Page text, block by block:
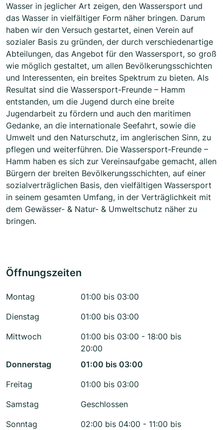
Wasser in jeglicher Art zeigen, den Wassersport und
das Wasser in vielfältiger Form näher bringen. Darum
haben wir den Versuch gestartet, einen Verein auf
sozialer Basis zu gründen, der durch verschiedenartige
Abteilungen, das Angebot für den Wassersport, so groß
wie möglich gestaltet, um allen Bevölkerungsschichten
und Interessenten, ein breites Spektrum zu bieten. Als
Resultat sind die Wassersport-Freunde – Hamm
entstanden, um die Jugend durch eine breite
Jugendarbeit zu fördern und auch den maritimen
Gedanke, an die internationale Seefahrt, sowie die
Umwelt und den Naturschutz, im anglerischen Sinn, zu
pflegen und weiterführen. Die Wassersport-Freunde –
Hamm haben es sich zur Vereinsaufgabe gemacht, allen
Bürgern der breiten Bevölkerungsschichten, auf einer
sozialverträglichen Basis, den vielfältigen Wassersport
in seinem gesamten Umfang, in der Verträglichkeit mit
dem Gewässer- & Natur- & Umweltschutz näher zu
bringen.
Öffnungszeiten
Montag
01:00 bis 03:00
Dienstag
01:00 bis 03:00
Mittwoch
01:00 bis 03:00 - 18:00 bis
20:00
Donnerstag
01:00 bis 03:00
Freitag
01:00 bis 03:00
Samstag
Geschlossen
Sonntag
02:00 bis 04:00 - 11:00 bis